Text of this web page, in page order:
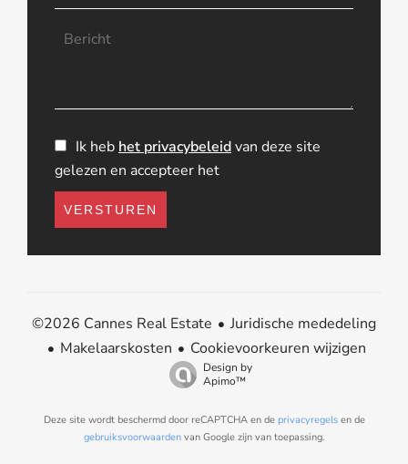
Ik heb het privacybeleidvan deze site
gelezen en accepteer het
VERSTUREN
©2026 Cannes Real Estate
Juridische mededeling
Makelaarskosten
Cookievoorkeuren wijzigen
Design by
Apimo™
Deze site wordt beschermd door reCAPTCHA en de privacyregelsen de
gebruiksvoorwaardenvan Google zijn van toepassing.